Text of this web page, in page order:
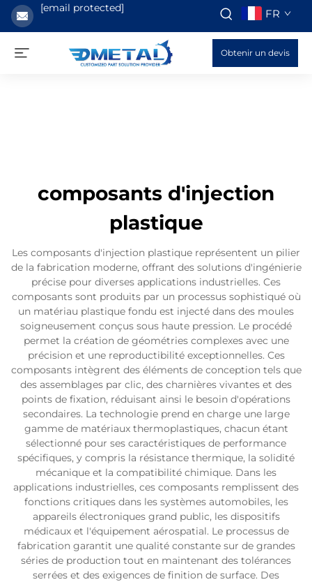
[email protected] FR
Obtenir un devis
composants d'injection
plastique
Les composants d'injection plastique représentent un pilier
de la fabrication moderne, offrant des solutions d'ingénierie
précise pour diverses applications industrielles. Ces
composants sont produits par un processus sophistiqué où
un matériau plastique fondu est injecté dans des moules
soigneusement conçus sous haute pression. Le procédé
permet la création de géométries complexes avec une
précision et une reproductibilité exceptionnelles. Ces
composants intègrent des éléments de conception tels que
des assemblages par clic, des charnières vivantes et des
points de fixation, réduisant ainsi le besoin d'opérations
secondaires. La technologie prend en charge une large
gamme de matériaux thermoplastiques, chacun étant
sélectionné pour ses caractéristiques de performance
spécifiques, y compris la résistance thermique, la solidité
mécanique et la compatibilité chimique. Dans les
applications industrielles, ces composants remplissent des
fonctions critiques dans les systèmes automobiles, les
appareils électroniques grand public, les dispositifs
médicaux et l'équipement aérospatial. Le processus de
fabrication garantit une qualité constante sur de grandes
séries de production tout en maintenant des tolérances
serrées et des exigences de finition de surface. Des